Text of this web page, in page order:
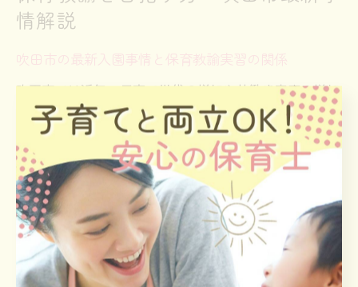
情解説
吹田市の最新入園事情と保育教諭実習の関係
吹田市では近年、子育て世代の増加や共働き家庭の増加
に伴い、保育園・認定こども園への入園希望者が増加傾
向にあります。入園倍率が高い地域や、待機児童が発生
しやすいエリアも見受けられ、保護者の施設選びがます
ます重要になっています。
このような背景の中で、保育教諭としての実習は、現場
の入園状況や保育ニーズを肌で感じる貴重な機会です。
実際に実習を通じて、保護者からの問い合わせ対応や入